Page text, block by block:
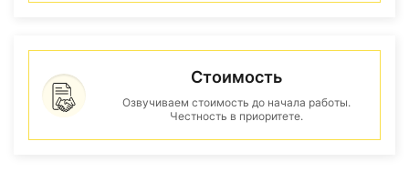
Стоимость
Озвучиваем стоимость до начала работы.
Честность в приоритете.